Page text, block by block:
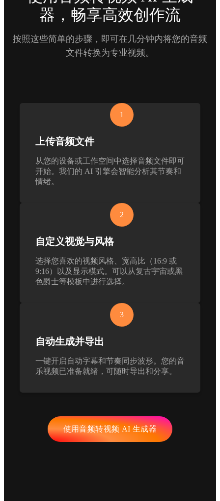
器，畅享高效创作流
按照这些简单的步骤，即可在几分钟内将您的音频
文件转换为专业视频。
1
上传音频文件
从您的设备或工作空间中选择音频文件即可
开始。我们的 AI 引擎会智能分析其节奏和
情绪。
2
自定义视觉与风格
选择您喜欢的视频风格、宽高比（16:9 或
9:16）以及显示模式。可以从复古宇宙或黑
色爵士等模板中进行选择。
3
自动生成并导出
一键开启自动字幕和节奏同步波形。您的音
乐视频已准备就绪，可随时导出和分享。
使用音频转视频 AI 生成器